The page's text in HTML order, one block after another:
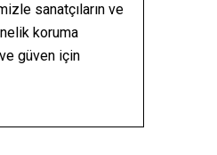
sanatçıların ve
koruma
güven için